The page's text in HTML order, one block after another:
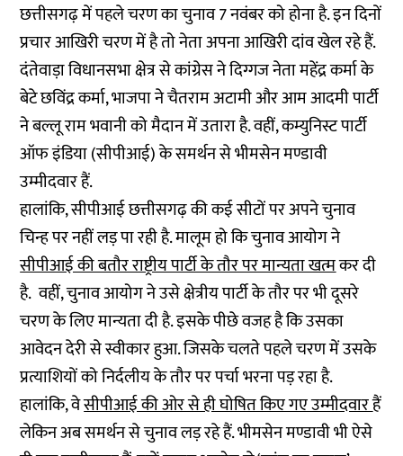
छत्तीसगढ़ में पहले चरण का चुनाव 7 नवंबर को होना है. इन दिनों
प्रचार आखिरी चरण में है तो नेता अपना आखिरी दांव खेल रहे हैं.
दंतेवाड़ा विधानसभा क्षेत्र से कांग्रेस ने दिग्गज नेता महेंद्र कर्मा के
बेटे छविंद्र कर्मा, भाजपा ने चैतराम अटामी और आम आदमी पार्टी
ने बल्लू राम भवानी को मैदान में उतारा है. वहीं, कम्युनिस्ट पार्टी
ऑफ इंडिया (सीपीआई) के समर्थन से भीमसेन मण्डावी
उम्मीदवार हैं.
हालांकि, सीपीआई छत्तीसगढ़ की कई सीटों पर अपने चुनाव
चिन्ह पर नहीं लड़ पा रही है. मालूम हो कि चुनाव आयोग ने
सीपीआई की बतौर राष्ट्रीय पार्टी के तौर पर मान्यता खत्मकर दी
है. वहीं, चुनाव आयोग ने उसे क्षेत्रीय पार्टी के तौर पर भी दूसरे
चरण के लिए मान्यता दी है. इसके पीछे वजह है कि उसका
आवेदन देरी से स्वीकार हुआ. जिसके चलते पहले चरण में उसके
प्रत्याशियों को निर्दलीय के तौर पर पर्चा भरना पड़ रहा है.
हालांकि, वेसीपीआई की ओर से ही घोषित किए गए उम्मीदवारहैं
लेकिन अब समर्थन से चुनाव लड़ रहे हैं. भीमसेन मण्डावी भी ऐसे